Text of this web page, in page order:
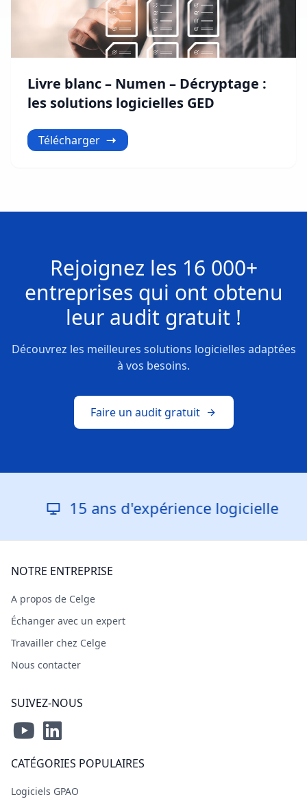
Livre blanc – Numen – Décryptage :
les solutions logicielles GED
Télécharger
Rejoignez les 16 000+
entreprises qui ont obtenu
leur audit gratuit !
Découvrez les meilleures solutions logicielles adaptées
à vos besoins.
Faire un audit gratuit
15 ans d'expérience logicielle
NOTRE ENTREPRISE
A propos de Celge
Échanger avec un expert
Travailler chez Celge
Nous contacter
SUIVEZ-NOUS
CATÉGORIES POPULAIRES
Logiciels GPAO